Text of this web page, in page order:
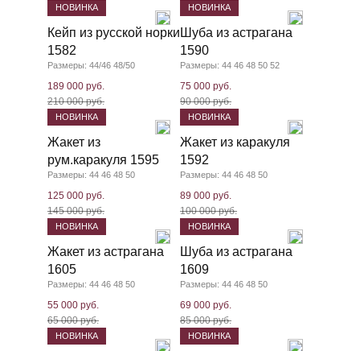
НОВИНКА
Кейп из русской норки
1582
Размеры: 44/46 48/50
189 000 руб.
210 000 руб.
НОВИНКА
Шуба из астрагана
1590
Размеры: 44 46 48 50 52
75 000 руб.
90 000 руб.
НОВИНКА
Жакет из
рум.каракуля 1595
Размеры: 44 46 48 50
125 000 руб.
145 000 руб.
НОВИНКА
Жакет из каракуля
1592
Размеры: 44 46 48 50
89 000 руб.
100 000 руб.
НОВИНКА
Жакет из астрагана
1605
Размеры: 44 46 48 50
55 000 руб.
65 000 руб.
НОВИНКА
Шуба из астрагана
1609
Размеры: 44 46 48 50
69 000 руб.
85 000 руб.
НОВИНКА НОВИНКА